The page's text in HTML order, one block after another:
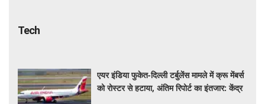
Tech
एयर इंडिया फुकेत-दिल्ली टर्बुलेंस मामले में क्रू मेंबर्स
को रोस्टर से हटाया, अंतिम रिपोर्ट का इंतजार: केंद्र